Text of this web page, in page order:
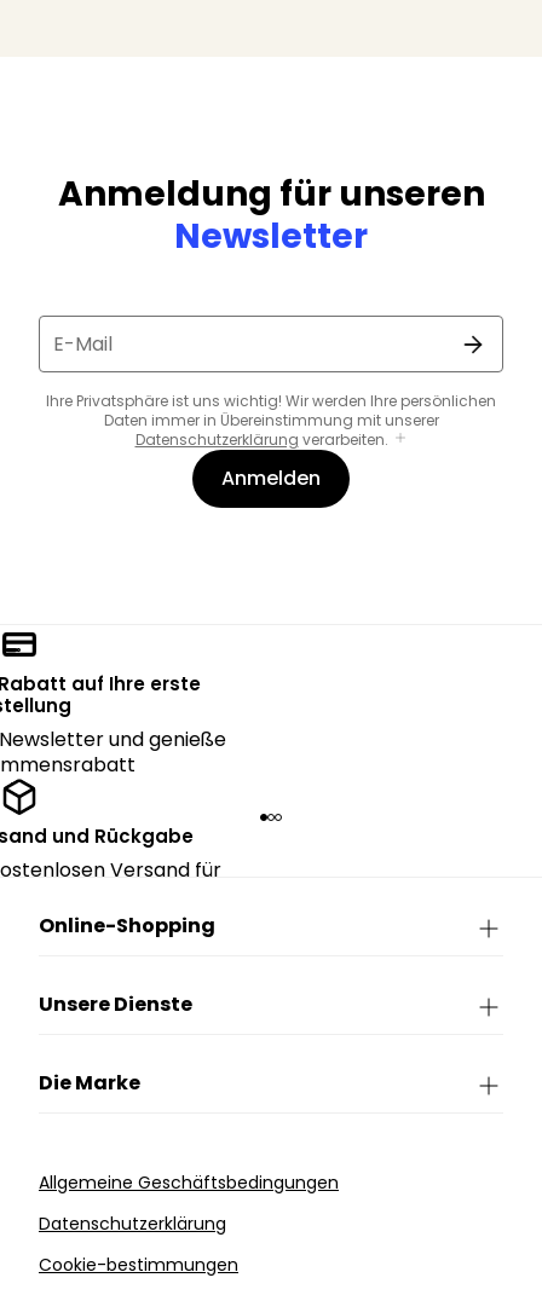
Anmeldung für unseren
Newsletter
E-Mail
Ihre Privatsphäre ist uns wichtig! Wir werden Ihre persönlichen
Daten immer in Übereinstimmung mit unserer
Datenschutzerklärung verarbeiten.
Anmelden
auf Ihre erste
und genieße
und Rückgabe
Versand für
Online-Shopping
Unsere Dienste
Die Marke
Allgemeine Geschäftsbedingungen
Datenschutzerklärung
Cookie-bestimmungen